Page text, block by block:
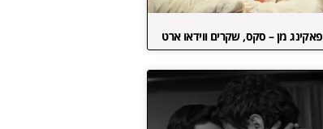
פאקינג מן – סקס, שקרים ווידאו ארט